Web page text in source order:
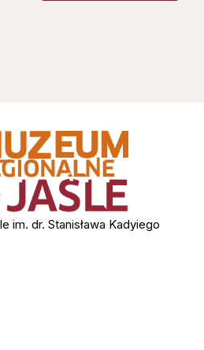
im. dr. Stanisława Kadyiego